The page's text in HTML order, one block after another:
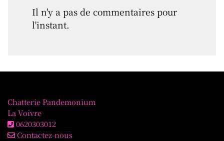
Il n'y a pas de commentaires pour
l'instant.
Chatterie Pandemonium
La Voivre
0620303012
Contactez-nous